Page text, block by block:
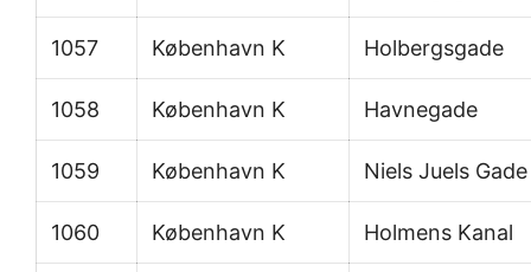
1057 København K Holbergsgade
1058 København K Havnegade
1059 København K Niels Juels Gade
1060 København K Holmens Kanal